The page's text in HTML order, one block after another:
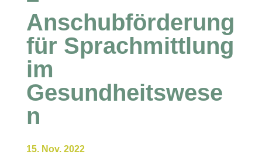
Anschubförderung
für Sprachmittlung
im
Gesundheitswese
n
15. Nov. 2022